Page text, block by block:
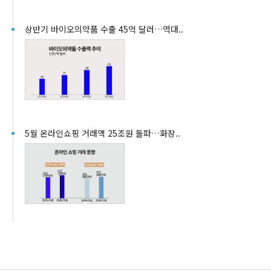
상반기 바이오의약품 수출 45억 달러…역대..
5월 온라인쇼핑 거래액 25조원 돌파…화장..